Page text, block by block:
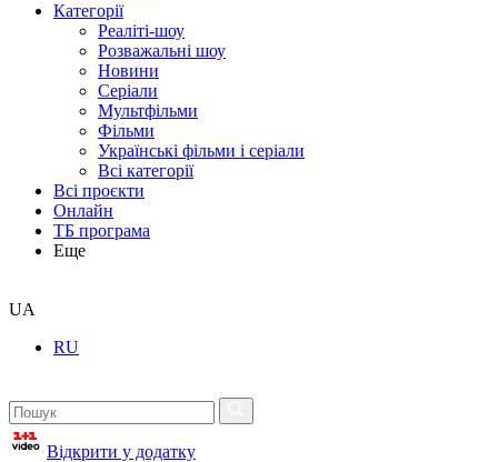
Категорії
Реаліті-шоу
Розважальні шоу
Новини
Серіали
Мультфільми
Фільми
Українські фільми і серіали
Всі категорії
Всі проєкти
Онлайн
ТБ програма
Еще
UA
RU
Відкрити у додатку